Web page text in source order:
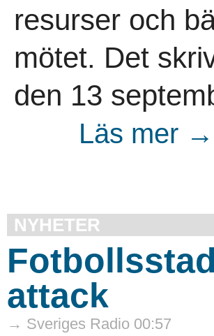
resurser och
mötet. Det
den 13
Läs mer
NYHETER
attack
→ Sveriges Radio 00:57